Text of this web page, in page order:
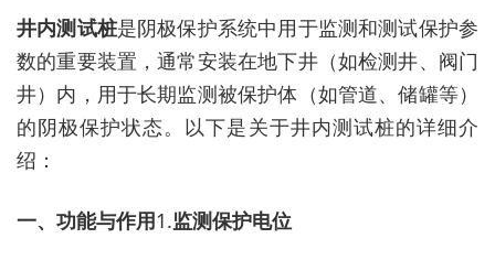
井内测试桩是阴极保护系统中用于监测和测试保护参
数的重要装置，通常安装在地下井（如检测井、阀门
井）内，用于长期监测被保护体（如管道、储罐等）
的阴极保护状态。以下是关于井内测试桩的详细介
绍：
一、功能与作用1.监测保护电位